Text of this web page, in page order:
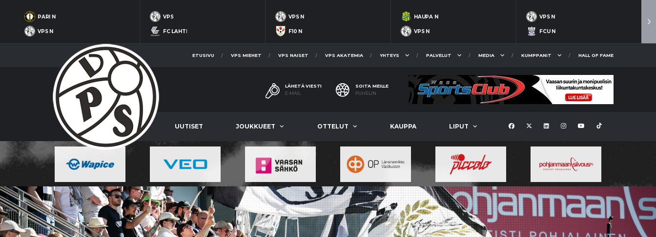
PARI N
VPS N
VPS
FC LAHTI
VPS N
F10 N
HAUPA N
VPS N
VPS N
FCU N
ETUSIVU VPS MIEHET VPS NAISET VPS AKATEMIA YHTEYS PALVELUT MEDIA KUMPPANIT HALL OF FAME
LÄHETÄ VIESTI
E-MAIL
SOITA MEILLE
PUHELIN
UUTISET JOUKKUEET OTTELUT KAUPPA LIPUT